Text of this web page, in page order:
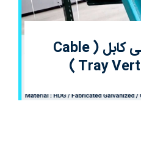
زانو عمودی سینی کابل ( Cable
Tray